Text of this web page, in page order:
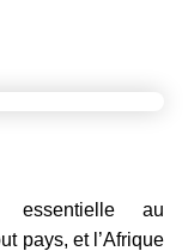
essentielle au
pays, et l’Afrique